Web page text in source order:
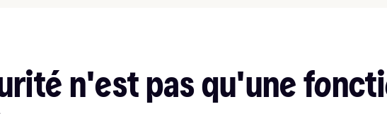
n'est pas qu'une